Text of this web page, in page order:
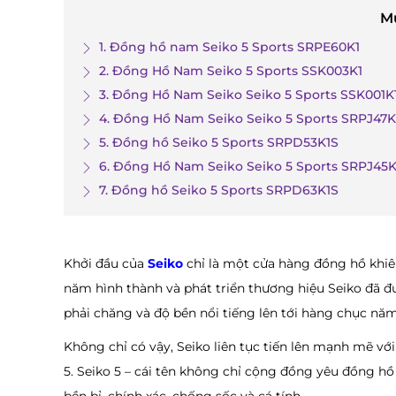
1. Đồng hồ nam Seiko 5 Sports SRPE60K1
2. Đồng Hồ Nam Seiko 5 Sports SSK003K1
3. Đồng Hồ Nam Seiko Seiko 5 Sports
4. Đồng Hồ Nam Seiko Seiko 5 Sports
5. Đồng hồ Seiko 5 Sports SRPD53K1S
6. Đồng Hồ Nam Seiko Seiko 5 Sports
7. Đồng hồ Seiko 5 Sports SRPD63K1S
Khởi đầu của Seiko chỉ là một cửa hàng đồng hồ
năm hình thành và phát triển thương hiệu Seiko đã
phải chăng và độ bền nổi tiếng lên tới hàng chục
Không chỉ có vậy, Seiko liên tục tiến lên mạnh mẽ
5. Seiko 5 – cái tên không chỉ cộng đồng yêu đồng